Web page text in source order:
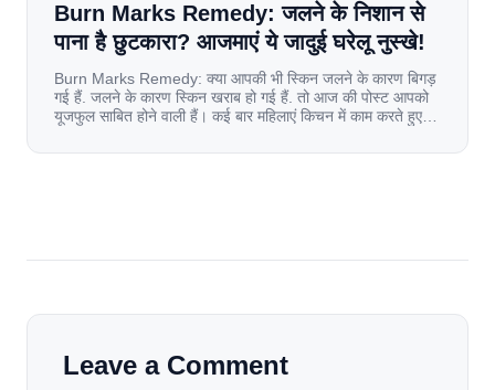
Burn Marks Remedy: जलने के निशान से
पाना है छुटकारा? आजमाएं ये जादुई घरेलू नुस्खे!
Burn Marks Remedy: क्या आपकी भी स्किन जलने के कारण बिगड़
गई हैं. जलने के कारण स्किन खराब हो गई हैं. तो आज की पोस्ट आपको
यूजफुल साबित होने वाली हैं। कई बार महिलाएं किचन में काम करते हुए
[…]
Leave a Comment